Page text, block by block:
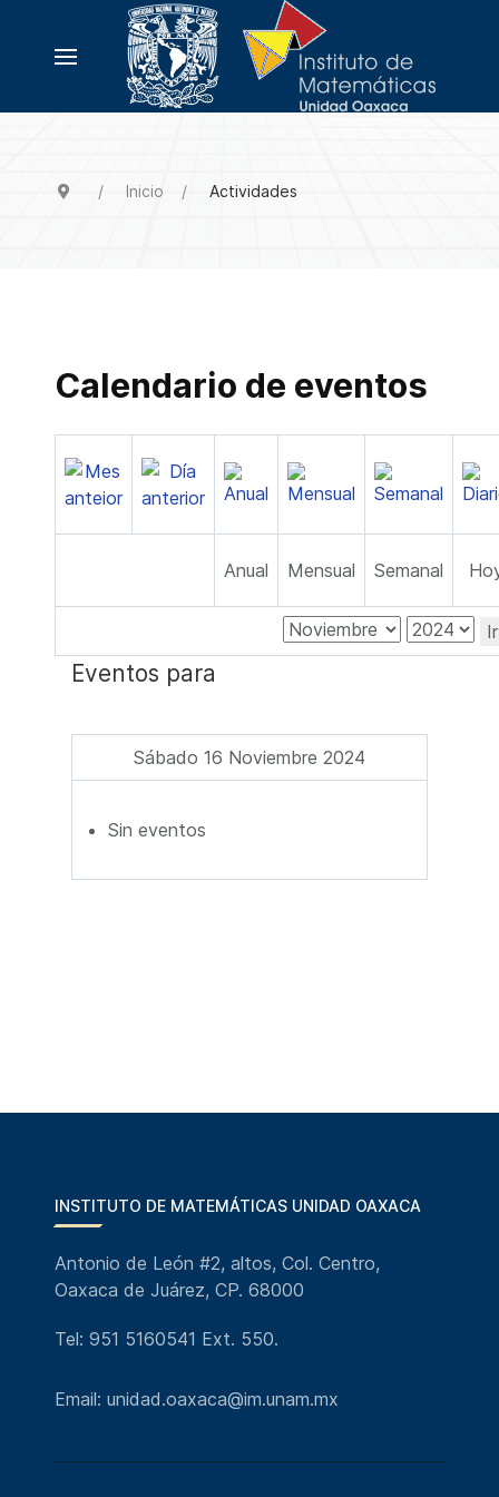
Inicio Actividades
Calendario de eventos
Anual Mensual Semanal
Eventos para
Sábado 16 Noviembre 2024
Sin eventos
INSTITUTO DE MATEMÁTICAS UNIDAD OAXACA
Antonio de León #2, altos, Col. Centro,
Oaxaca de Juárez, CP. 68000
Tel: 951 5160541 Ext. 550.
Email: unidad.oaxaca@im.unam.mx